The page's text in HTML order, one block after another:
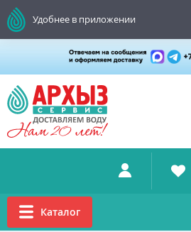
Удобнее в приложении
Каталог